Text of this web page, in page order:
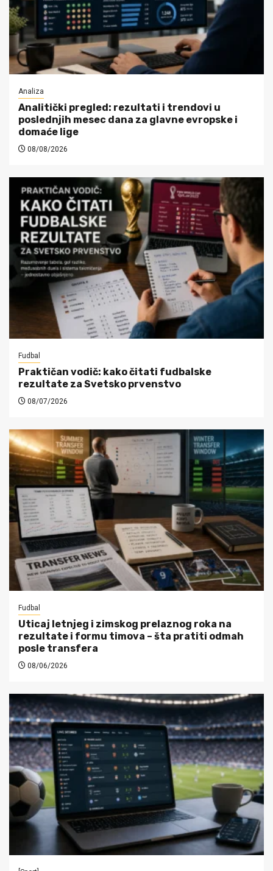
Analiza
Analitički pregled: rezultati i trendovi u
poslednjih mesec dana za glavne evropske i
domaće lige
08/08/2026
Fudbal
Praktičan vodič: kako čitati fudbalske
rezultate za Svetsko prvenstvo
08/07/2026
Fudbal
Uticaj letnjeg i zimskog prelaznog roka na
rezultate i formu timova – šta pratiti odmah
posle transfera
08/06/2026